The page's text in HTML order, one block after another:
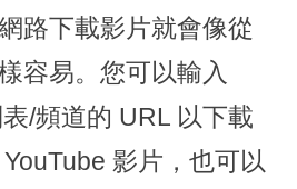
路下載影片就會像從
容易。您可以輸入
/頻道的 URL 以下載
影片，也可以